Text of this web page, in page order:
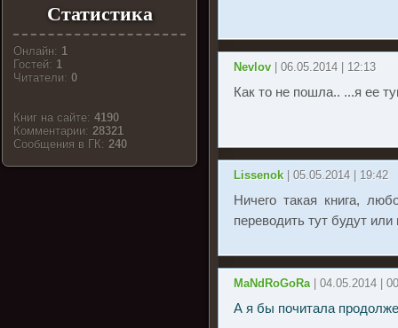
Статистика
Онлайн: 1
Гостей: 1
Читатели:0
Книг на сайте:4190
Комментарии:28321
Cообщения в ГК:240
Nevlov | 06.05.2014 | 12:13
Как то не пошла.. ...я ее
Lissenok | 05.05.2014 | 19:42
Ничего такая книга,
переводить тут будут или
MaNdRoGoRa | 04.05.2014 |
А я бы почитала